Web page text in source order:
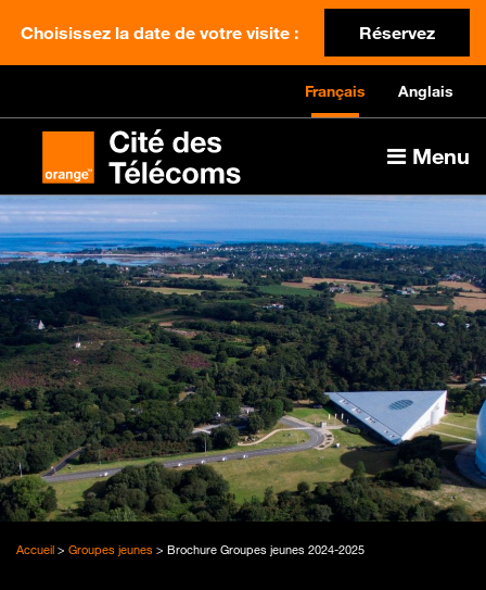
Choisissez la date de votre visite : Réservez
Français Anglais
Menu
Accueil > Groupes jeunes > Brochure Groupes jeunes 2024-2025